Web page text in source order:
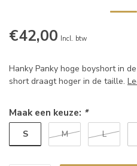
€42,00 Incl. btw
Hanky Panky hoge boyshort in
short draagt hoger in de taille.
Maak een keuze: *
S M L